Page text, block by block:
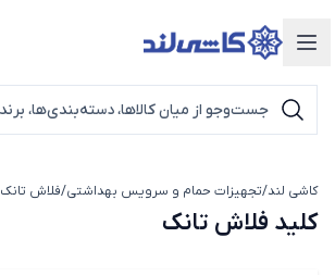
دسته‌بندی محصولات
کاشی لند/تجهیزات حمام و سرویس بهداشتی/فلاش تانک
کلید فلاش تانک